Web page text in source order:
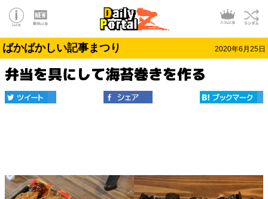
ばかばかしい記事まつり 2020年6月25日
弁当を具にして海苔巻きを作る